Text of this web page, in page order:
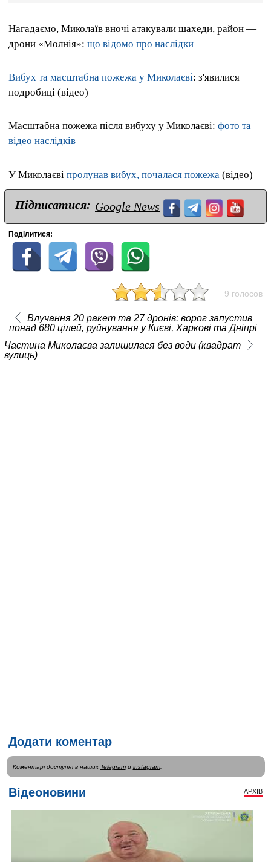
Нагадаємо, Миколаїв вночі атакували шахеди, район —
дрони «Молнія»: що відомо про наслідки
Вибух та масштабна пожежа у Миколаєві: з'явилися
подробиці (відео)
Масштабна пожежа після вибуху у Миколаєві: фото та
відео наслідків
У Миколаєві пролунав вибух, почалася пожежа (відео)
Підписатися: Google News
Поділитися:
9 голосов
Влучання 20 ракет та 27 дронів: ворог запустив
понад 680 цілей, руйнування у Києві, Харкові та Дніпрі
Частина Миколаєва залишилася без води (квадрат
вулиць)
Додати коментар
Коментарі доступні в наших Telegramи instagram.
Відеоновини АРХІВ